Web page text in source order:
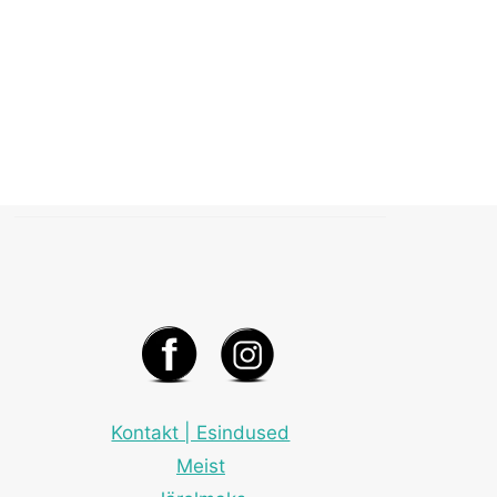
Kontakt | Esindused
Meist